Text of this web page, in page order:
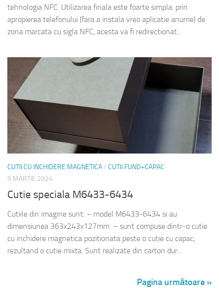
tehnologia NFC. Utilizarea finala este foarte simpla: prin
apropierea telefonului (fara a instala vreo aplicatie anume) de
zona marcata cu sigla NFC, acesta va fi redirectionat...
CUTII CU INCHIDERE MAGNETICA/ CUTII FUND+CAPAC
5 MARTIE 2024
Cutie speciala M6433-6434
Cutiile din imagine sunt: – model M6433-6434 si au
dimensiunea 363x243x127mm. – sunt compuse dintr-o cutie
cu inchidere magnetica pozitionata peste o cutie cu capac,
rezultand o cutie mixta. Sunt realizate din carton dur...
Pagina următoare »